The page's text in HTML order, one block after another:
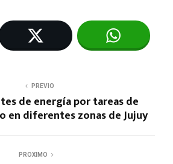
PREVIO
de energía por tareas de
en diferentes zonas de Jujuy
PROXIMO